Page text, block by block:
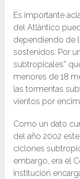
Es importante
del Atlántico
dependiendo de
sostenidos: Por
subtropicales”
menores de 18
las tormentas
vientos por
Como un dato
del año 2002
ciclones
embargo, era el
institución